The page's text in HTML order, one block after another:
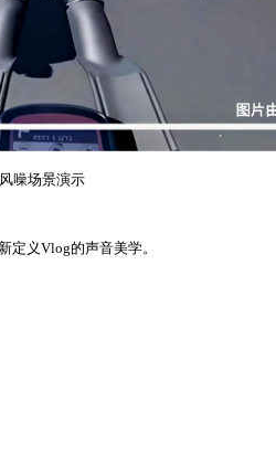
噪场景演示
定义Vlog的声音美学。